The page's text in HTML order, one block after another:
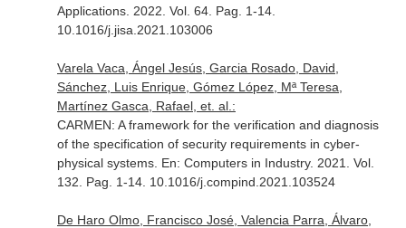
Applications. 2022. Vol. 64. Pag. 1-14.
10.1016/j.jisa.2021.103006
Varela Vaca, Ángel Jesús, Garcia Rosado, David,
Sánchez, Luis Enrique, Gómez López, Mª Teresa,
Martínez Gasca, Rafael, et. al.:
CARMEN: A framework for the verification and diagnosis
of the specification of security requirements in cyber-
physical systems. En: Computers in Industry. 2021. Vol.
132. Pag. 1-14. 10.1016/j.compind.2021.103524
De Haro Olmo, Francisco José, Valencia Parra, Álvaro,